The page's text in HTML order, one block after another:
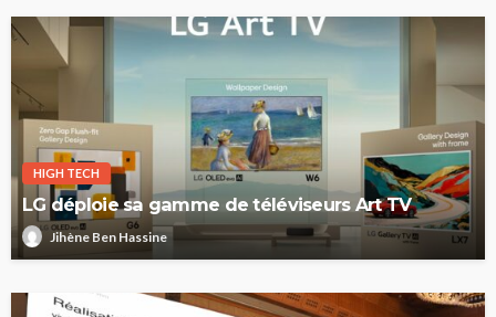
HIGH TECH
LG déploie sa gamme de téléviseurs Art TV
Jihène Ben Hassine